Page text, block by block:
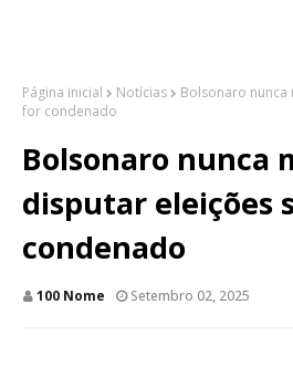
Página inicial Notícias
Bolsonaro nunca
for condenado
Bolsonaro nunca
disputar eleições
condenado
100 Nome Setembro 02, 2025